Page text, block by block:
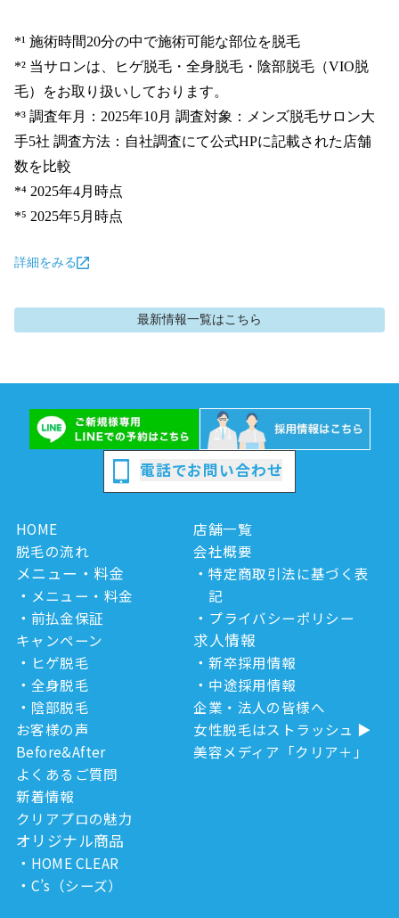
*¹ 施術時間20分の中で施術可能な部位を脱毛
*² 当サロンは、ヒゲ脱毛・全身脱毛・陰部脱毛（VIO脱
毛）をお取り扱いしております。
*³ 調査年月：2025年10月 調査対象：メンズ脱毛サロン大
手5社 調査方法：自社調査にて公式HPに記載された店舗
数を比較
*⁴ 2025年4月時点
*⁵ 2025年5月時点
詳細をみる
最新情報一覧はこちら
電話でお問い合わせ
HOME
脱毛の流れ
メニュー・料金
メニュー・料金
前払金保証
キャンペーン
ヒゲ脱毛
全身脱毛
陰部脱毛
お客様の声
Before&After
よくあるご質問
新着情報
クリアプロの魅力
オリジナル商品
HOME CLEAR
C’s（シーズ）
店舗一覧
会社概要
特定商取引法に基づく表
記
プライバシーポリシー
求人情報
新卒採用情報
中途採用情報
企業・法人の皆様へ
女性脱毛はストラッシュ
美容メディア「クリア＋」